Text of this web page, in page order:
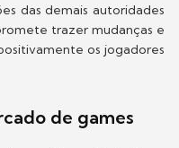
das demais autoridades
trazer mudanças e
os jogadores
de games